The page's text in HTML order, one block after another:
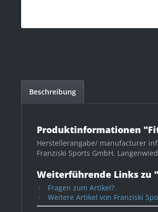
Beschreibung
Produktinformationen
Herstellerangabe/ manufacturer
Franziski Sports GmbH,
Weiterführende Links zu
Fragen zum Artikel?
Weitere Artikel von Franziski